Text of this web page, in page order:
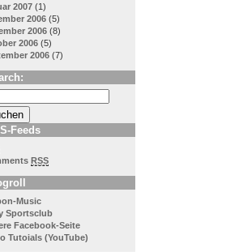
2007 (1)
2006 (5)
2006 (8)
2006 (5)
2006 (7)
Feeds
RSS
Music
Sportsclub
Facebook-Seite
Tutoials (YouTube)